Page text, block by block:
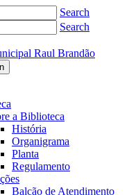
Search
Search
a Biblioteca
História
Organigrama
Planta
Regulamento
Balcão de Atendimento